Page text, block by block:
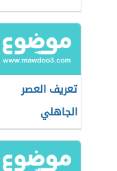
تعريف العصر
الجاهلي